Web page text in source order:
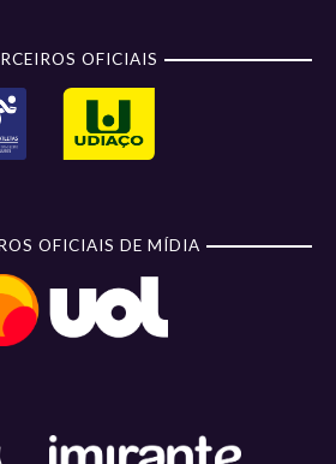
OFICIAIS
OFICIAIS DE MÍDIA